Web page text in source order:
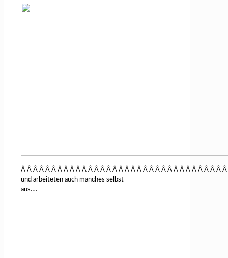
Â Â Â Â Â Â Â Â Â Â Â Â Â Â Â Â Â Â Â Â Â Â Â Â Â Â Â Â Â Â Â Â Â
und arbeiteten auch manches selbst
aus….